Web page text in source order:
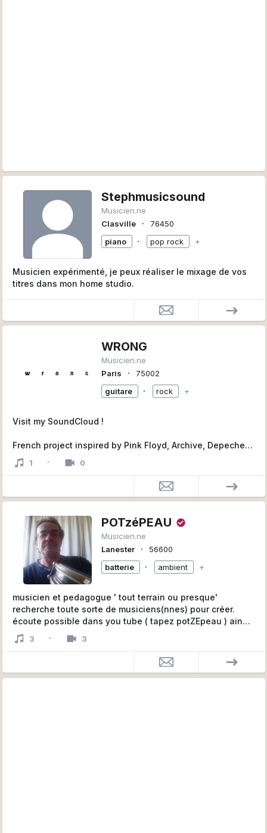
Stephmusicsound
Musicien.ne
Clasville
∙
76450
piano
∙ pop rock +
Musicien expérimenté, je peux réaliser le mixage de vos
titres dans mon home studio.
WRONG
Musicien.ne
Paris
∙
75002
guitare
∙ rock +
Visit my SoundCloud !
French project inspired by Pink Floyd, Archive, Depeche
Mode, Sebastien Tellier, Coldplay, Chromatics, Muse,
Tom McRae, Supertramp, Elbow...
1 · 0
POTzéPEAU
Musicien.ne
Lanester
∙
56600
batterie
∙ ambient +
musicien et pedagogue ' tout terrain ou presque'
recherche toute sorte de musiciens(nnes) pour créer.
écoute possible dans you tube ( tapez potZEpeau ) ainsi
que dans soundcloud (tapez potZEpeau)
3 · 3